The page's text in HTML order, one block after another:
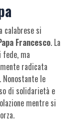
calabrese si
Francesco. La
fede, ma
radicata
le
di solidarietà e
mentre si